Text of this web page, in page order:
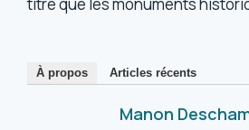
À propos Articles récents
Manon